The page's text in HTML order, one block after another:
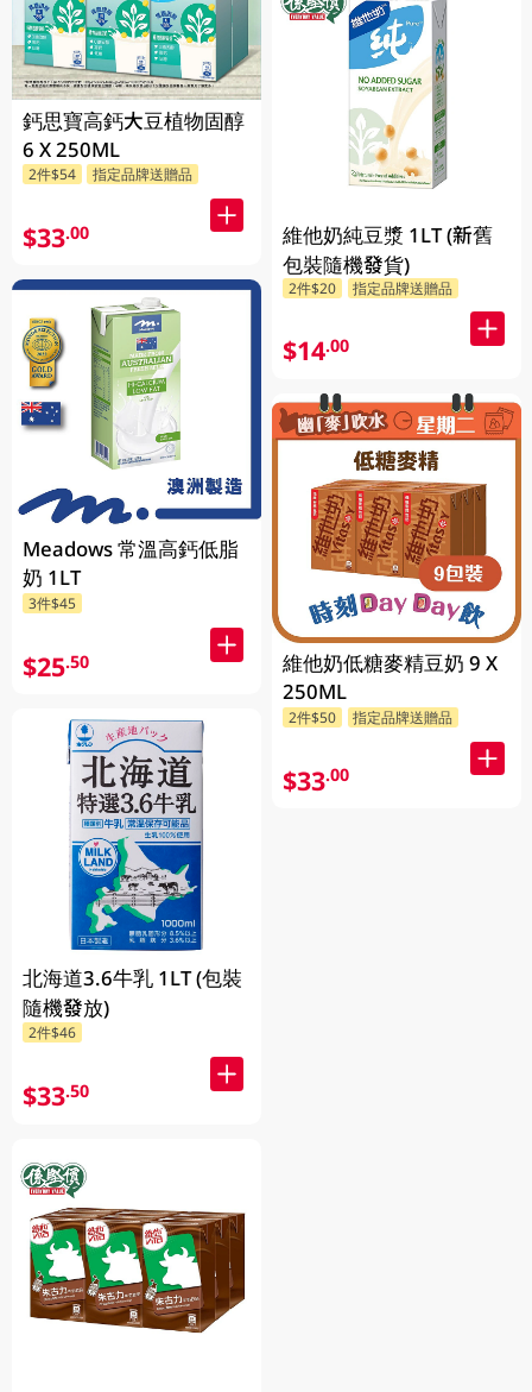
鈣思寶高鈣大豆植物固醇
6 X 250ML
2件$54 指定品牌送贈品
$33.00
Meadows 常溫高鈣低脂
奶 1LT
3件$45
$25.50
北海道3.6牛乳 1LT (包裝
隨機發放)
2件$46
$33.50
維他奶純豆漿 1LT (新舊
包裝隨機發貨)
2件$20 指定品牌送贈品
$14.00
維他奶低糖麥精豆奶 9 X
250ML
2件$50 指定品牌送贈品
$33.00